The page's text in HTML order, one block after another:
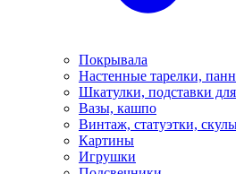
Покрывала
Настенные тарелки,
Шкатулки, подставки
Вазы, кашпо
Винтаж, статуэтки,
Картины
Игрушки